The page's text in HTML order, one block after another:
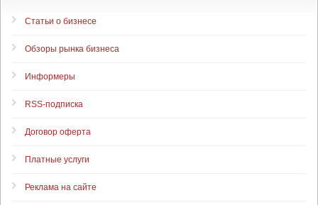
Статьи о бизнесе
Обзоры рынка бизнеса
Информеры
RSS-подписка
Договор оферта
Платные услуги
Реклама на сайте